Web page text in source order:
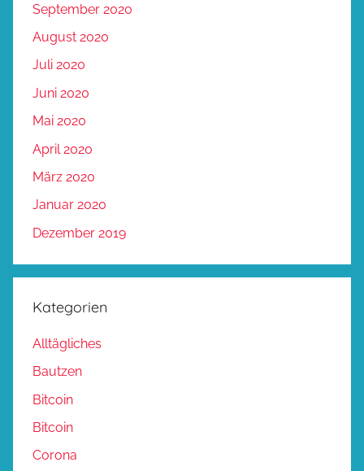
September 2020
August 2020
Juli 2020
Juni 2020
Mai 2020
April 2020
März 2020
Januar 2020
Dezember 2019
Kategorien
Alltägliches
Bautzen
Bitcoin
Bitcoin
Corona